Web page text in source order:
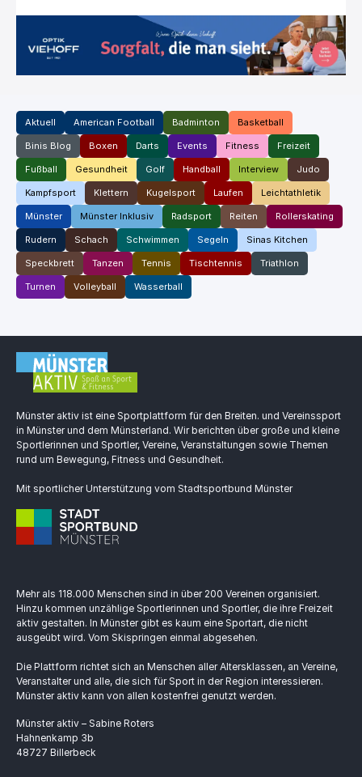
Aktuell American Football Badminton Basketball
Binis Blog Boxen Darts Events Fitness Freizeit
Fußball Gesundheit Golf Handball Interview Judo
Kampfsport Klettern Kugelsport Laufen Leichtathletik
Münster Münster Inklusiv Radsport Reiten Rollerskating
Rudern Schach Schwimmen Segeln Sinas Kitchen
Speckbrett Tanzen Tennis Tischtennis Triathlon
Turnen Volleyball Wasserball
Münster aktiv ist eine Sportplattform für den Breiten. und Vereinssport
in Münster und dem Münsterland. Wir berichten über große und kleine
Sportlerinnen und Sportler, Vereine, Veranstaltungen sowie Themen
rund um Bewegung, Fitness und Gesundheit.
Mit sportlicher Unterstützung vom Stadtsportbund Münster
Mehr als 118.000 Menschen sind in über 200 Vereinen organisiert.
Hinzu kommen unzählige Sportlerinnen und Sportler, die ihre Freizeit
aktiv gestalten. In Münster gibt es kaum eine Sportart, die nicht
ausgeübt wird. Vom Skispringen einmal abgesehen.
Die Plattform richtet sich an Menschen aller Altersklassen, an Vereine,
Veranstalter und alle, die sich für Sport in der Region interessieren.
Münster aktiv kann von allen kostenfrei genutzt werden.
Münster aktiv – Sabine Roters
Hahnenkamp 3b
48727 Billerbeck